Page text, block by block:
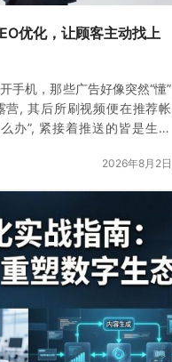
优化，让顾客主动找上
手机，那些广告好像突然“懂”
营, 其后所刷视频便在推荐帐
办”, 紧接着推送的皆是生发
2026年8月2日